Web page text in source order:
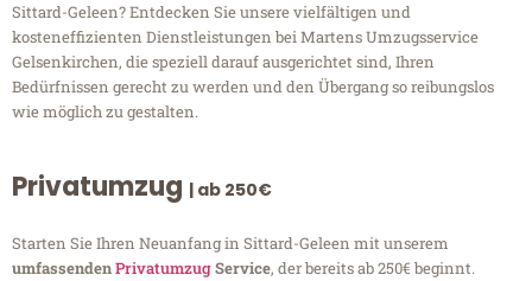
Sittard-Geleen? Entdecken Sie unsere vielfältigen und
kosteneffizienten Dienstleistungen bei Martens Umzugsservice
Gelsenkirchen, die speziell darauf ausgerichtet sind, Ihren
Bedürfnissen gerecht zu werden und den Übergang so reibungslos
wie möglich zu gestalten.
Privatumzug | ab 250€
Starten Sie Ihren Neuanfang in Sittard-Geleen mit unserem
umfassendenPrivatumzugService, der bereits ab 250€ beginnt.